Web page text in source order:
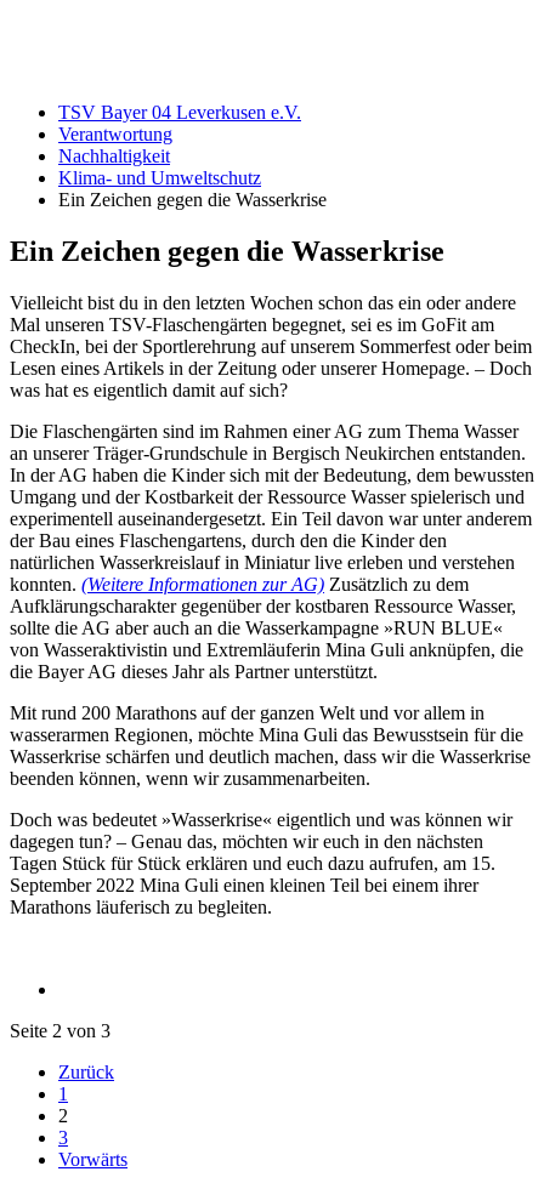
TSV Bayer 04 Leverkusen e.V.
Verantwortung
Nachhaltigkeit
Klima- und Umweltschutz
Ein Zeichen gegen die Wasserkrise
Ein Zeichen gegen die Wasserkrise
Vielleicht bist du in den letzten Wochen schon das ein oder andere
Mal unseren TSV-Flaschengärten begegnet, sei es im GoFit am
CheckIn, bei der Sportlerehrung auf unserem Sommerfest oder beim
Lesen eines Artikels in der Zeitung oder unserer Homepage. – Doch
was hat es eigentlich damit auf sich?
Die Flaschengärten sind im Rahmen einer AG zum Thema Wasser
an unserer Träger-Grundschule in Bergisch Neukirchen entstanden.
In der AG haben die Kinder sich mit der Bedeutung, dem bewussten
Umgang und der Kostbarkeit der Ressource Wasser spielerisch und
experimentell auseinandergesetzt. Ein Teil davon war unter anderem
der Bau eines Flaschengartens, durch den die Kinder den
natürlichen Wasserkreislauf in Miniatur live erleben und verstehen
konnten. (Weitere Informationen zur AG) Zusätzlich zu dem
Aufklärungscharakter gegenüber der kostbaren Ressource Wasser,
sollte die AG aber auch an die Wasserkampagne »RUN BLUE«
von Wasseraktivistin und Extremläuferin Mina Guli anknüpfen, die
die Bayer AG dieses Jahr als Partner unterstützt.
Mit rund 200 Marathons auf der ganzen Welt und vor allem in
wasserarmen Regionen, möchte Mina Guli das Bewusstsein für die
Wasserkrise schärfen und deutlich machen, dass wir die Wasserkrise
beenden können, wenn wir zusammenarbeiten.
Doch was bedeutet »Wasserkrise« eigentlich und was können wir
dagegen tun? – Genau das, möchten wir euch in den nächsten
Tagen Stück für Stück erklären und euch dazu aufrufen, am 15.
September 2022 Mina Guli einen kleinen Teil bei einem ihrer
Marathons läuferisch zu begleiten.
Seite 2 von 3
Zurück
1
2
3
Vorwärts